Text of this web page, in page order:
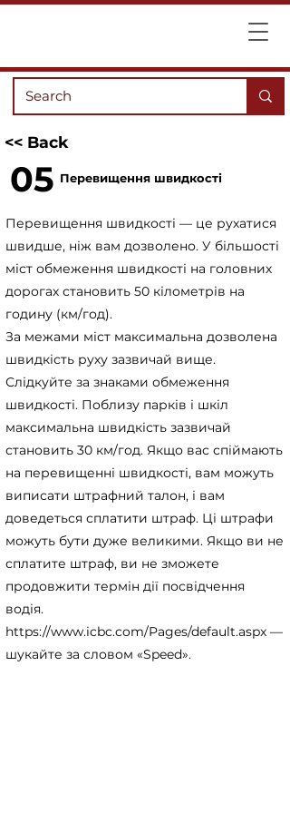
<< Back
05 Перевищення швидкості
Перевищення швидкості — це рухатися
швидше, ніж вам дозволено. У більшості
міст обмеження швидкості на головних
дорогах становить 50 кілометрів на
годину (км/год).
За межами міст максимальна дозволена
швидкість руху зазвичай вище.
Слідкуйте за знаками обмеження
швидкості. Поблизу парків і шкіл
максимальна швидкість зазвичай
становить 30 км/год. Якщо вас спіймають
на перевищенні швидкості, вам можуть
виписати штрафний талон, і вам
доведеться сплатити штраф. Ці штрафи
можуть бути дуже великими. Якщо ви не
сплатите штраф, ви не зможете
продовжити термін дії посвідчення
водія.
https://www.icbc.com/Pages/default.aspx —
шукайте за словом «Speed».